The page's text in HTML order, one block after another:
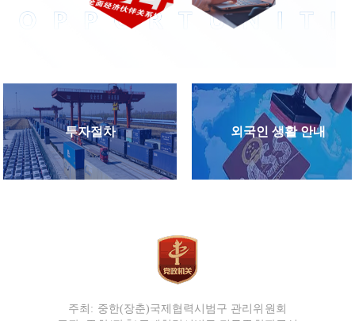
투자절차 외국인 생활 안내
주최: 중한(장춘)국제협력시범구 관리위원회